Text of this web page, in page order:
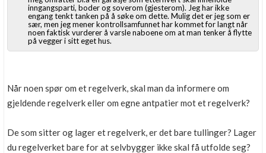
inngangsparti, boder og soverom (gjesterom). Jeg har ikke
engang tenkt tanken på å søke om dette. Mulig det er jeg som er
sær, men jeg mener kontrollsamfunnet har kommet for langt når
noen faktisk vurderer å varsle naboene om at man tenker å flytte
på vegger i sitt eget hus.
Når noen spør om et regelverk, skal man da informere om
gjeldende regelverk eller om egne antpatier mot et regelverk?
De som sitter og lager et regelverk, er det bare tullinger? Lager
du regelverket bare for at selvbygger ikke skal få utfolde seg?